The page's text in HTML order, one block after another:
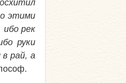
этими
ибо рек
руки
рай, а